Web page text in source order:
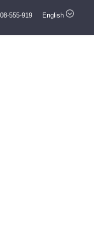
555-919 English